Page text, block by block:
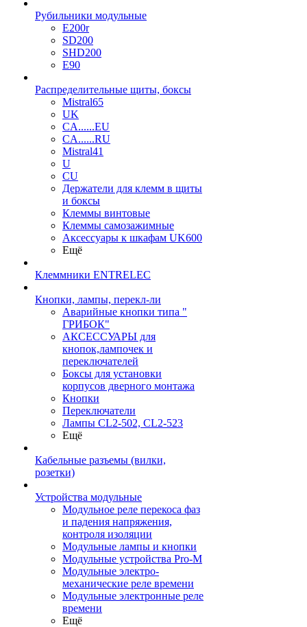
Рубильники модульные
E200r
SD200
SHD200
E90
Распределительные щиты, боксы
Mistral65
UK
CA......EU
CA......RU
Mistral41
U
CU
Держатели для клемм в щиты
и боксы
Клеммы винтовые
Клеммы самозажимные
Аксессуары к шкафам UK600
Ещё
Клеммники ENTRELEC
Кнопки, лампы, перекл-ли
Аварийные кнопки типа "
ГРИБОК"
АКСЕССУАРЫ для
кнопок,лампочек и
переключателей
Боксы для установки
корпусов дверного монтажа
Кнопки
Переключатели
Лампы CL2-502, CL2-523
Ещё
Кабельные разъемы (вилки,
розетки)
Устройства модульные
Модульное реле перекоса фаз
и падения напряжения,
контроля изоляции
Модульные лампы и кнопки
Модульные устройства Pro-M
Модульные электро-
механические реле времени
Модульные электронные реле
времени
Ещё